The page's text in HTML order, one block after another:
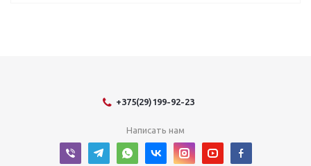
+375(29)199-92-23
Написать нам